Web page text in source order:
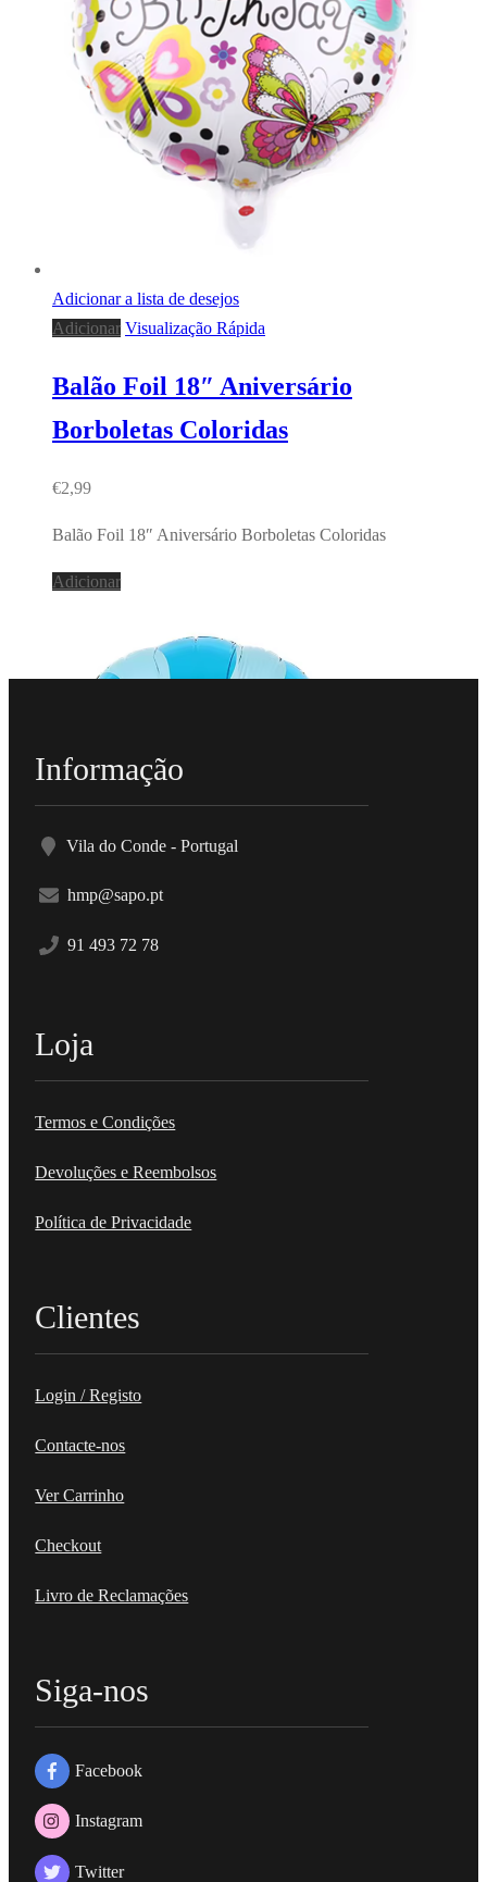
Adicionar a lista de desejos
Adicionar Visualização Rápida
Balão Foil 18″ Aniversário
Borboletas Coloridas
€2,99
Balão Foil 18″ Aniversário Borboletas Coloridas
Adicionar
Quantidade
Balão
Moinho
Azul
Informação
Vila do Conde - Portugal
hmp@sapo.pt
91 493 72 78
Loja
Termos e Condições
Devoluções e Reembolsos
Política de Privacidade
Clientes
Login / Registo
Contacte-nos
Ver Carrinho
Checkout
Livro de Reclamações
Siga-nos
Facebook
Instagram
Twitter